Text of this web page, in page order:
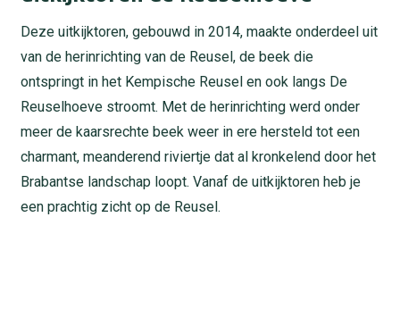
Deze uitkijktoren, gebouwd in 2014, maakte onderdeel uit
van de herinrichting van de Reusel, de beek die
ontspringt in het Kempische Reusel en ook langs De
Reuselhoeve stroomt. Met de herinrichting werd onder
meer de kaarsrechte beek weer in ere hersteld tot een
charmant, meanderend riviertje dat al kronkelend door het
Brabantse landschap loopt. Vanaf de uitkijktoren heb je
een prachtig zicht op de Reusel.